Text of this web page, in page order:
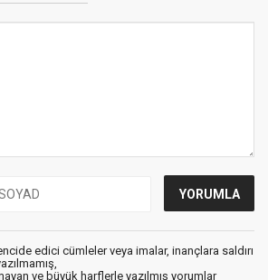
edici cümleler veya imalar, inançlara saldırı
ve büyük harflerle yazılmış yorumlar